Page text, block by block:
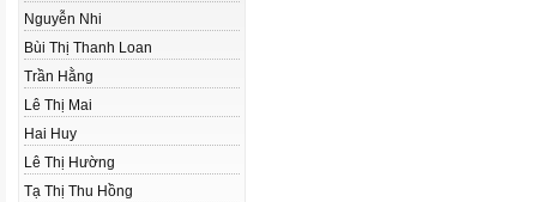
Nguyễn Nhi
Bùi Thị Thanh Loan
Trần Hằng
Lê Thị Mai
Hai Huy
Lê Thị Hường
Tạ Thị Thu Hồng